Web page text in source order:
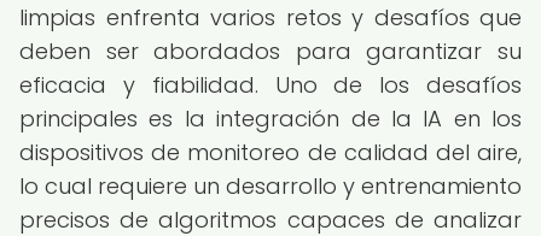
limpias enfrenta varios retos y desafíos que
deben ser abordados para garantizar su
eficacia y fiabilidad. Uno de los desafíos
principales es la integración de la IA en los
dispositivos de monitoreo de calidad del aire,
lo cual requiere un desarrollo y entrenamiento
precisos de algoritmos capaces de analizar